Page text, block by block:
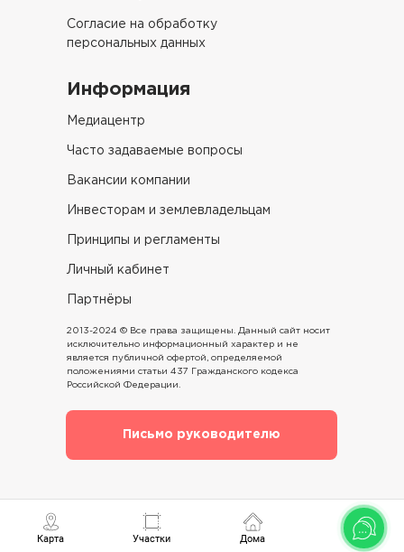
2013-2024 © Все права защищены. Данный сайт носит
исключительно информационный характер и не
является публичной офертой, определяемой
положениями статьи 437 Гражданского кодекса
Российской Федерации.
Информация
Медиацентр
Часто задаваемые вопросы
Вакансии компании
Согласие на обработку
персональных данных
Инвесторам и землевладельцам
Принципы и регламенты
Личный кабинет
Письмо руководителю
Партнёры
Карта Участки Дома